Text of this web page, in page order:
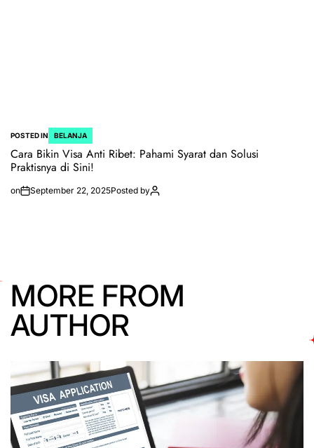
POSTED IN BELANJA
Cara Bikin Visa Anti Ribet: Pahami Syarat dan Solusi
Praktisnya di Sini!
on September 22, 2025Posted by
MORE FROM
AUTHOR